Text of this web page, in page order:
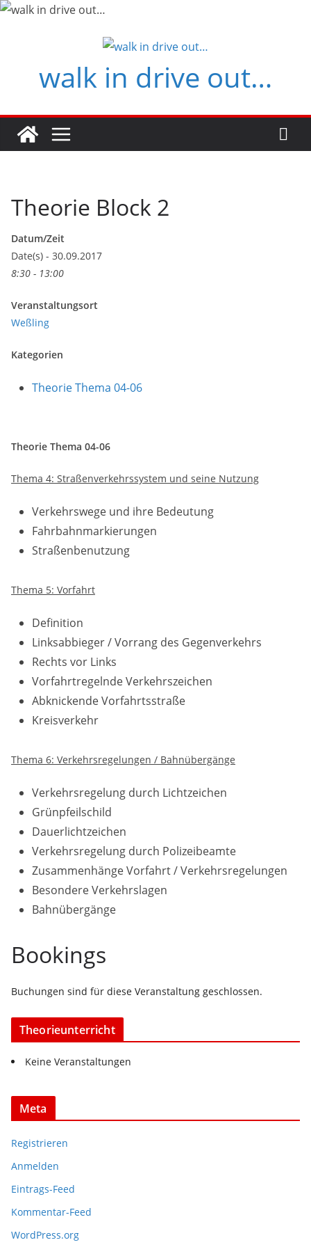
Zum
walk in drive out…
Theorie Block 2
Datum/Zeit
Date(s) - 30.09.2017
8:30 - 13:00
Veranstaltungsort
Weßling
Kategorien
Theorie Thema 04-06
Theorie Thema 04-06
Thema 4: Straßenverkehrssystem und seine Nutzung
Verkehrswege und ihre Bedeutung
Fahrbahnmarkierungen
Straßenbenutzung
Thema 5: Vorfahrt
Definition
Linksabbieger / Vorrang des Gegenverkehrs
Rechts vor Links
Vorfahrtregelnde Verkehrszeichen
Abknickende Vorfahrtsstraße
Kreisverkehr
Thema 6: Verkehrsregelungen / Bahnübergänge
Verkehrsregelung durch Lichtzeichen
Grünpfeilschild
Dauerlichtzeichen
Verkehrsregelung durch Polizeibeamte
Zusammenhänge Vorfahrt / Verkehrsregelungen
Besondere Verkehrslagen
Bahnübergänge
Bookings
Buchungen sind für diese Veranstaltung geschlossen.
Theorieunterricht
Keine Veranstaltungen
Meta
Registrieren
Anmelden
Eintrags-Feed
Kommentar-Feed
WordPress.org